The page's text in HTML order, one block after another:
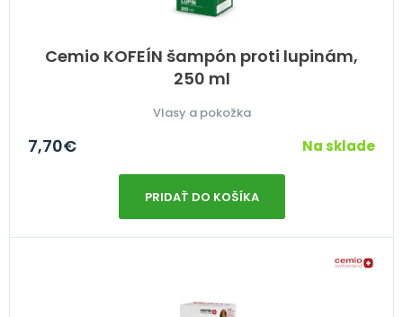
Cemio KOFEÍN šampón proti lupinám,
250 ml
Vlasy a pokožka
7,70€ Na sklade
PRIDAŤ DO KOŠÍKA